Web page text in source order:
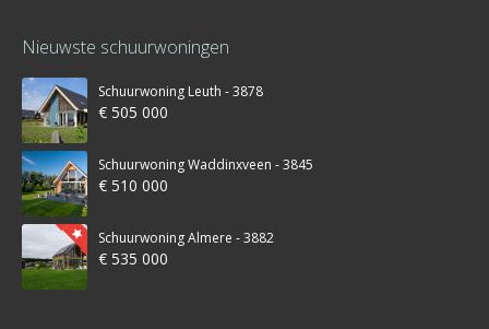
Nieuwste schuurwoningen
Schuurwoning Leuth - 3878
€ 505 000
Schuurwoning Waddinxveen - 3845
€ 510 000
Schuurwoning Almere - 3882
€ 535 000